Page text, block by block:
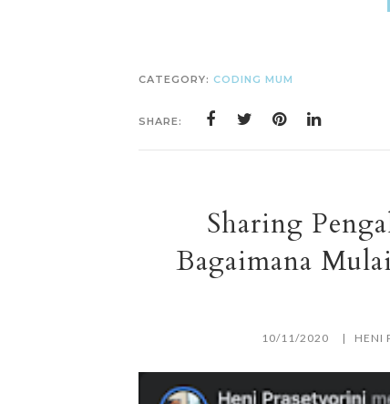
CATEGORY: CODING MUM
SHARE:
Sharing
Bagaimana
10/11/2020 HENI